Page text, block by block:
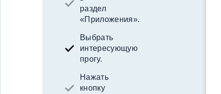
раздел
«Приложения».
Выбрать
интересующую
прогу.
Нажать
кнопку